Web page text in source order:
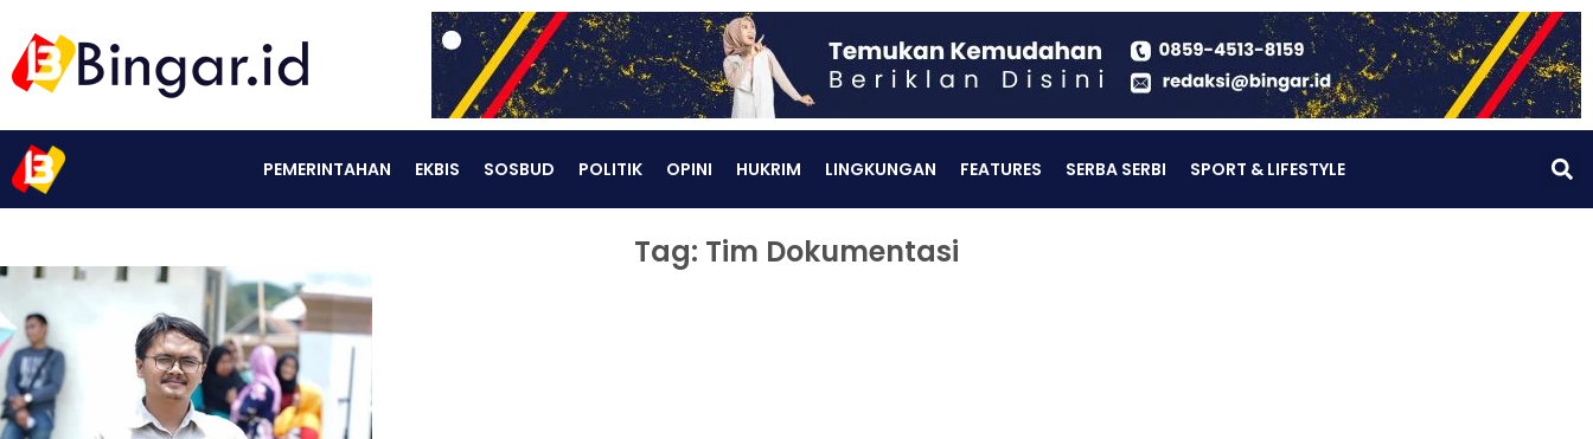
PEMERINTAHAN EKBIS SOSBUD POLITIK OPINI HUKRIM LINGKUNGAN FEATURES SERBA SERBI SPORT & LIFESTYLE
Tag: Tim Dokumentasi